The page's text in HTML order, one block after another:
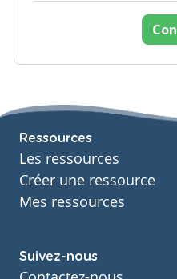
Ressources
Les ressources
Créer une ressource
Mes ressources
Suivez-nous